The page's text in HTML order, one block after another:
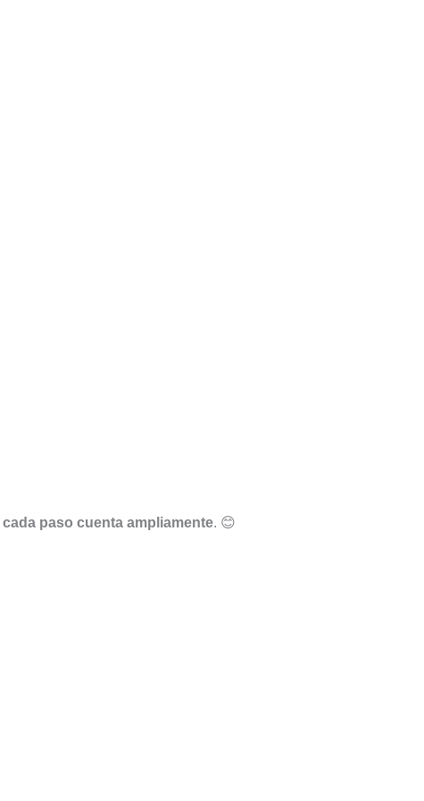
cada paso cuenta ampliamente. 😊